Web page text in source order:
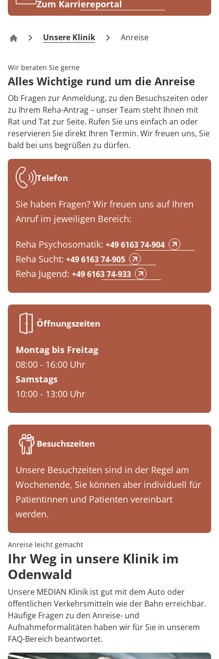
Blog
Karriere
Zum Karriereportal
Klinik Odenwald – Rehabilitation
Unsere Klinik Anreise
Wir beraten Sie gerne
Alles Wichtige rund um die Anreise
Ob Fragen zur Anmeldung, zu den Besuchszeiten oder
zu Ihrem Reha-Antrag – unser Team steht Ihnen mit
Rat und Tat zur Seite. Rufen Sie uns einfach an oder
reservieren Sie direkt Ihren Termin. Wir freuen uns, Sie
bald bei uns begrüßen zu dürfen.
Telefon
Sie haben Fragen? Wir freuen uns auf Ihren
Anruf im jeweiligen Bereich:
Reha Psychosomatik: +49 6163 74-904
Reha Sucht: +49 6163 74-905
Reha Jugend: +49 6163 74-933
Öffnungszeiten
Montag bis Freitag
08:00 - 16:00 Uhr
Samstags
10:00 - 13:00 Uhr
Besuchszeiten
Unsere Besuchzeiten sind in der Regel am
Wochenende, Sie können aber individuell für
Patientinnen und Patienten vereinbart
werden.
Anreise leicht gemacht
Ihr Weg in unsere Klinik im
Odenwald
Unsere MEDIAN Klinik ist gut mit dem Auto oder
öffentlichen Verkehrsmitteln wie der Bahn erreichbar.
Häufige Fragen zu den Anreise- und
Aufnahmeformalitäten haben wir für Sie in unserem
FAQ-Bereich beantwortet.